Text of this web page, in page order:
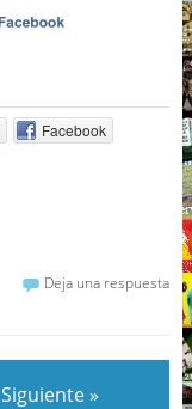
Facebook
Deja una respuesta
Siguiente »